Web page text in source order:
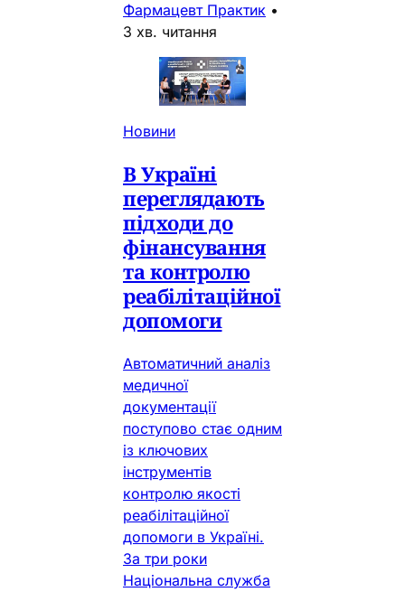
Фармацевт Практик •
3 хв. читання
Новини
В Україні
переглядають
підходи до
фінансування
та контролю
реабілітаційної
допомоги
Автоматичний аналіз
медичної
документації
поступово стає одним
із ключових
інструментів
контролю якості
реабілітаційної
допомоги в Україні.
За три роки
Національна служба